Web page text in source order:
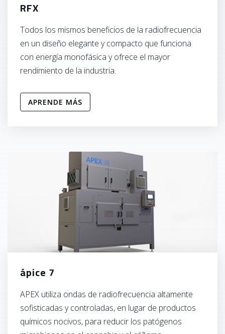
RFX
Todos los mismos beneficios de la radiofrecuencia
en un diseño elegante y compacto que funciona
con energía monofásica y ofrece el mayor
rendimiento de la industria.
APRENDE MÁS
ápice 7
APEX utiliza ondas de radiofrecuencia altamente
sofisticadas y controladas, en lugar de productos
químicos nocivos, para reducir los patógenos